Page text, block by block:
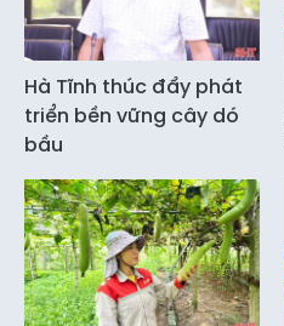
Hà Tĩnh thúc đẩy phát
triển bền vững cây dó
bầu